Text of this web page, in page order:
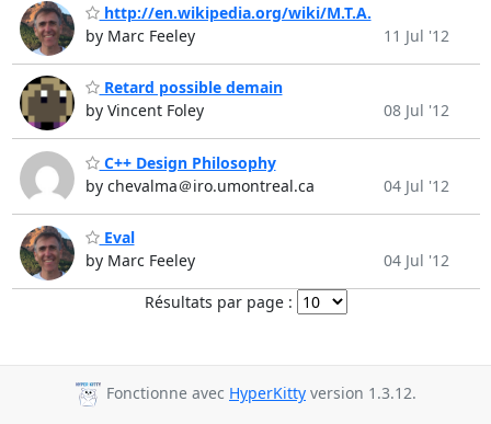
http://en.wikipedia.org/wiki/M.T.A.
by Marc Feeley
11 Jul '12
Retard possible demain
by Vincent Foley
08 Jul '12
C++ Design Philosophy
by chevalma＠iro.umontreal.ca
04 Jul '12
Eval
by Marc Feeley
04 Jul '12
Résultats par page :
Fonctionne avec HyperKitty version 1.3.12.